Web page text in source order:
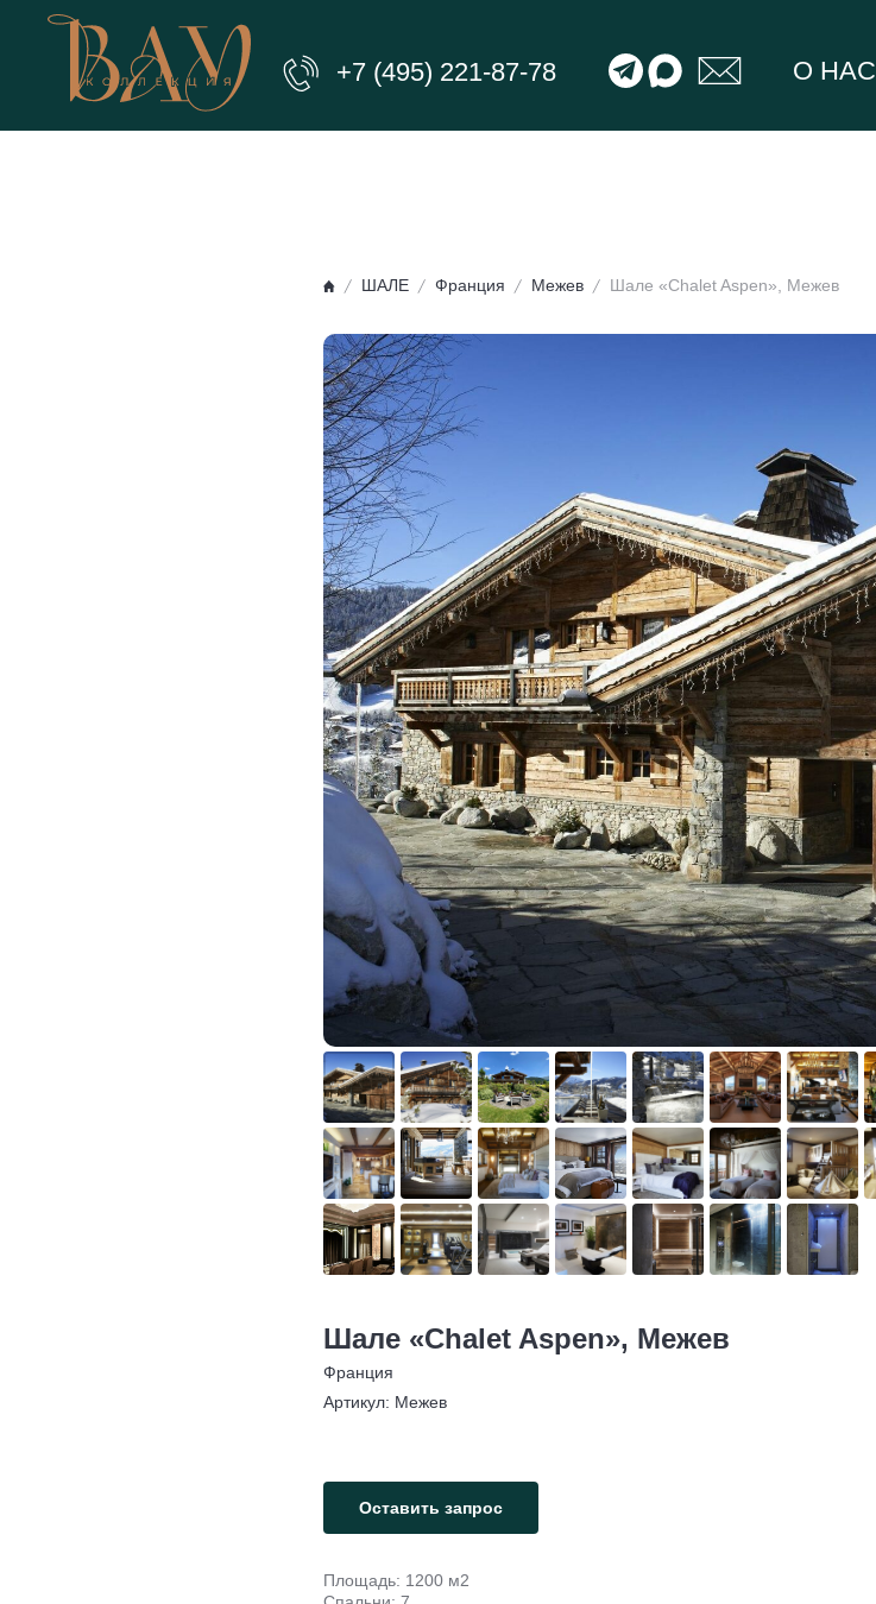
+7 (495) 221-87-78 О НАС
ШАЛЕ Франция Межев Шале «Chalet Aspen», Межев
Шале «Chalet Aspen», Межев
Франция
Артикул: Межев
Оставить запрос
Площадь: 1200 м2